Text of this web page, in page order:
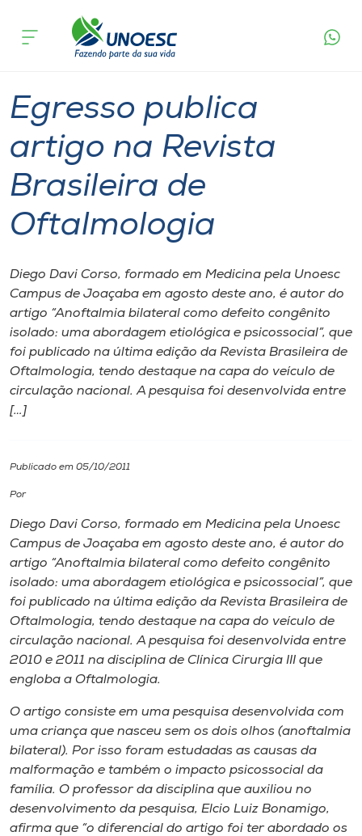
Cursos
Pesquisa
Atendimento ao Estudante
Portal de Ensino
A
Unoesc
Internacionalização
I.nova
Cultura
CPA
Biblioteca
Editora
Rádio
Museu
Unoesc
Store
acontece
Egresso publica
artigo na Revista
Brasileira de
Oftalmologia
Diego Davi Corso, formado em Medicina pela Unoesc
Campus de Joaçaba em agosto deste ano, é autor do
artigo “Anoftalmia bilateral como defeito congênito
isolado: uma abordagem etiológica e psicossocial”, que
foi publicado na última edição da Revista Brasileira de
Oftalmologia, tendo destaque na capa do veículo de
circulação nacional. A pesquisa foi desenvolvida entre
[…]
Publicado em 05/10/2011
Por
Diego Davi Corso, formado em Medicina pela Unoesc
Campus de Joaçaba em agosto deste ano, é autor do
artigo “Anoftalmia bilateral como defeito congênito
isolado: uma abordagem etiológica e psicossocial”, que
foi publicado na última edição da Revista Brasileira de
Oftalmologia, tendo destaque na capa do veículo de
circulação nacional. A pesquisa foi desenvolvida entre
2010 e 2011 na disciplina de Clínica Cirurgia III que
engloba a Oftalmologia.
O artigo consiste em uma pesquisa desenvolvida com
uma criança que nasceu sem os dois olhos (anoftalmia
bilateral). Por isso foram estudadas as causas da
malformação e também o impacto psicossocial da
família. O professor da disciplina que auxiliou no
desenvolvimento da pesquisa, Elcio Luiz Bonamigo,
afirma que “o diferencial do artigo foi ter abordado os